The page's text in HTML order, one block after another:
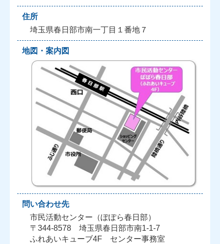
住所
埼玉県春日部市南一丁目１番地７
地図・案内図
問い合わせ先
市民活動センター（ぽぽら春日部）
〒344-8578 埼玉県春日部市南1-1-7
ふれあいキューブ4F センター事務室